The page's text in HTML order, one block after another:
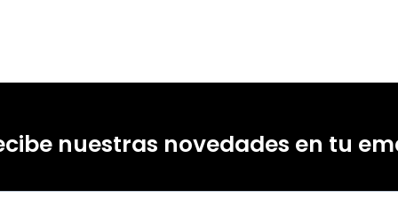
nuestras novedades en tu